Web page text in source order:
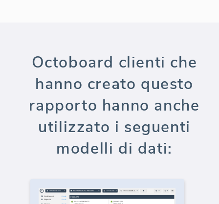
Octoboard clienti che
hanno creato questo
rapporto hanno anche
utilizzato i seguenti
modelli di dati: